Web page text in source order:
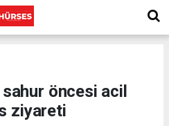
sahur öncesi acil
ziyareti